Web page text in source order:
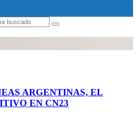
ARGENTINAS, EL
EN CN23